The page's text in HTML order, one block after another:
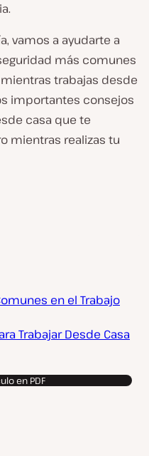
vamos a ayudarte a
más comunes
trabajas desde
importantes consejos
casa que te
mientras realizas tu
en el Trabajo
Trabajar Desde Casa
en PDF